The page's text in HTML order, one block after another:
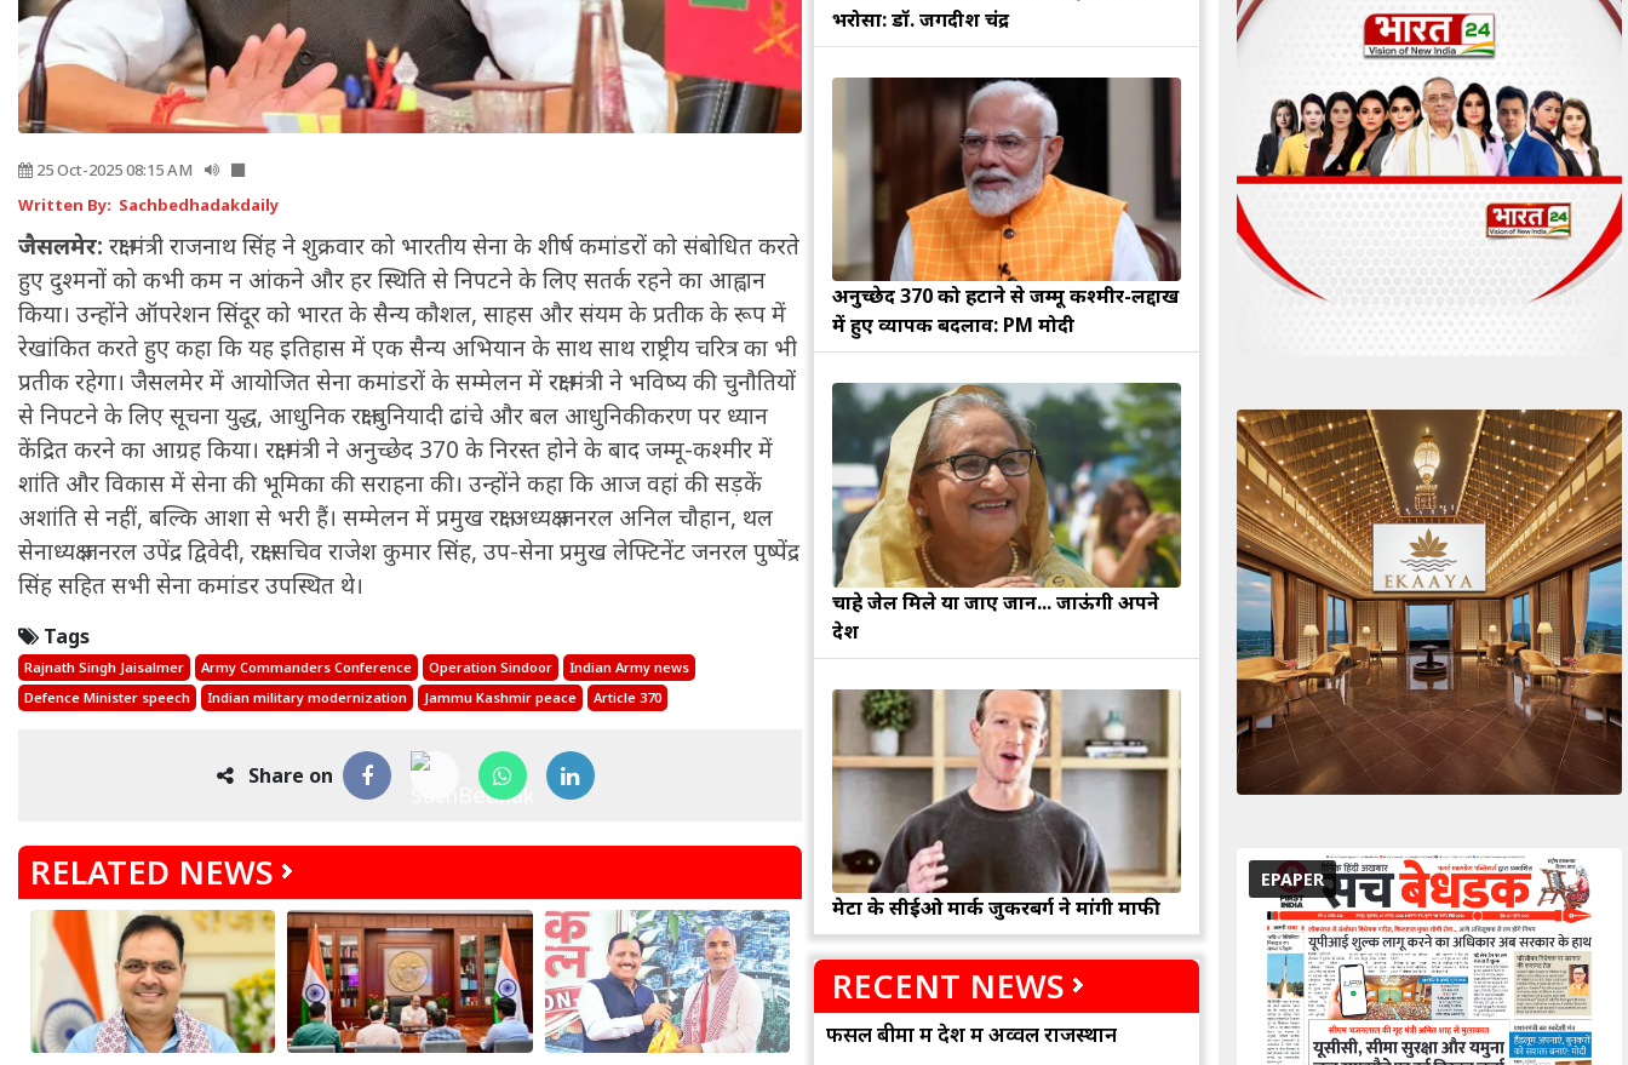
25 Oct-2025 08:15 AM
Written By: Sachbedhadakdaily
जैसलमेर: रक्षा मंत्री राजनाथ सिंह ने शुक्रवार को भारतीय सेना के शीर्ष कमांडरों को संबोधित करते
हुए दुश्मनों को कभी कम न आंकने और हर स्थिति से निपटने के लिए सतर्क रहने का आह्वान
किया। उन्होंने ऑपरेशन सिंदूर को भारत के सैन्य कौशल, साहस और संयम के प्रतीक के रूप में
रेखांकित करते हुए कहा कि यह इतिहास में एक सैन्य अभियान के साथ साथ राष्ट्रीय चरित्र का भी
प्रतीक रहेगा। जैसलमेर में आयोजित सेना कमांडरों के सम्मेलन में रक्षा मंत्री ने भविष्य की चुनौतियों
से निपटने के लिए सूचना युद्ध, आधुनिक रक्षा बुनियादी ढांचे और बल आधुनिकीकरण पर ध्यान
केंद्रित करने का आग्रह किया। रक्षा मंत्री ने अनुच्छेद 370 के निरस्त होने के बाद जम्मू-कश्मीर में
शांति और विकास में सेना की भूमिका की सराहना की। उन्होंने कहा कि आज वहां की सड़कें
अशांति से नहीं, बल्कि आशा से भरी हैं। सम्मेलन में प्रमुख रक्षा अध्यक्ष जनरल अनिल चौहान, थल
सेनाध्यक्ष जनरल उपेंद्र द्विवेदी, रक्षा सचिव राजेश कुमार सिंह, उप-सेना प्रमुख लेफ्टिनेंट जनरल पुष्पेंद्र
सिंह सहित सभी सेना कमांडर उपस्थित थे।
Tags
Rajnath Singh Jaisalmer Army Commanders Conference Operation Sindoor
Indian Army news
Defence Minister speech
Indian military modernization Jammu Kashmir peace Article 370
Share on
RELATED NEWS
भरोसा: डॉ. जगदीश चंद्र
अनुच्छेद 370 को हटाने से जम्मू कश्मीर-लद्दाख
में हुए व्यापक बदलाव: PM मोदी
चाहे जेल मिले या जाए जान... जाऊंगी अपने
देश
मेटा के सीईओ मार्क जुकरबर्ग ने मांगी माफी
RECENT NEWS
फसल बीमा में देश में अव्वल राजस्थान
EPAPER